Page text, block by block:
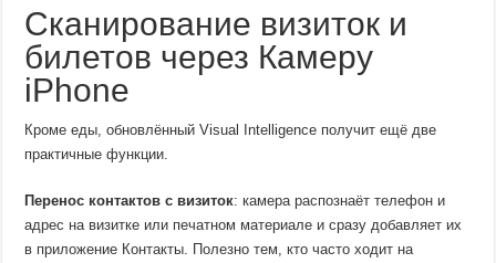
Сканирование визиток и
билетов через Камеру
iPhone
Кроме еды, обновлённый Visual Intelligence получит ещё две
практичные функции.
Перенос контактов с визиток: камера распознаёт телефон и
адрес на визитке или печатном материале и сразу добавляет их
в приложение Контакты. Полезно тем, кто часто ходит на